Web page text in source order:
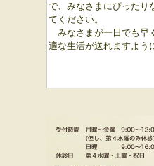
で、みなさまにぴったり
てください。
みなさまが一日でも早
適な生活が送れますよう